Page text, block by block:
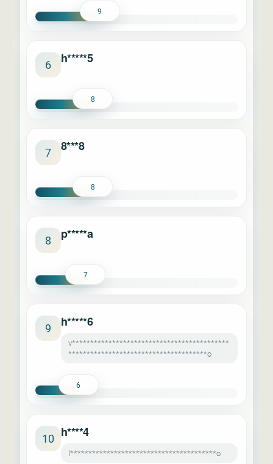
9
6 h*****5
8
7 8***8
8
8 p*****a
7
9 h*****6
v*******************************************
**************************************o
6
10 h****4
l****************************************o